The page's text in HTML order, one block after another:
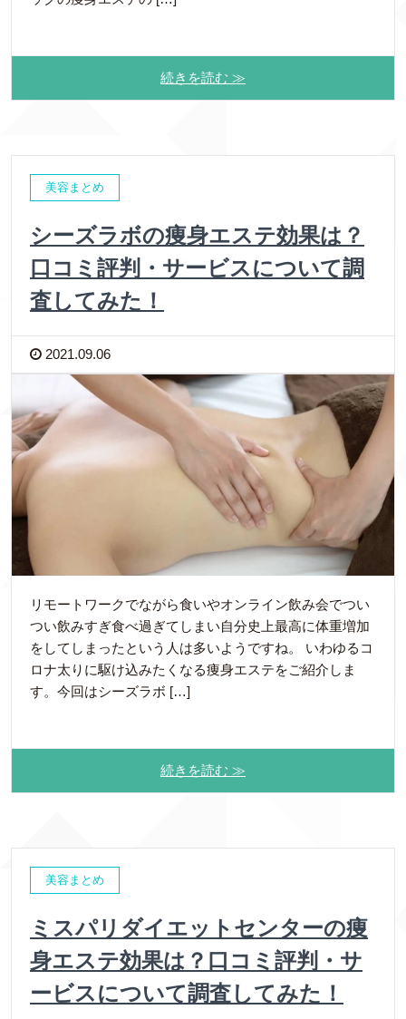
続きを読む ≫
美容まとめ
シーズラボの痩身エステ効果は？
口コミ評判・サービスについて調
査してみた！
2021.09.06
リモートワークでながら食いやオンライン飲み会でつい
つい飲みすぎ食べ過ぎてしまい自分史上最高に体重増加
をしてしまったという人は多いようですね。 いわゆるコ
ロナ太りに駆け込みたくなる痩身エステをご紹介しま
す。今回はシーズラボ […]
続きを読む ≫
美容まとめ
ミスパリダイエットセンターの痩
身エステ効果は？口コミ評判・サ
ービスについて調査してみた！